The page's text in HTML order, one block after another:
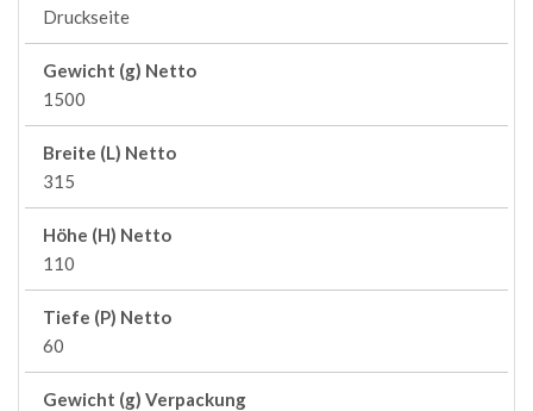
Druckseite
Gewicht (g) Netto
1500
Breite (L) Netto
315
Höhe (H) Netto
110
Tiefe (P) Netto
60
Gewicht (g) Verpackung